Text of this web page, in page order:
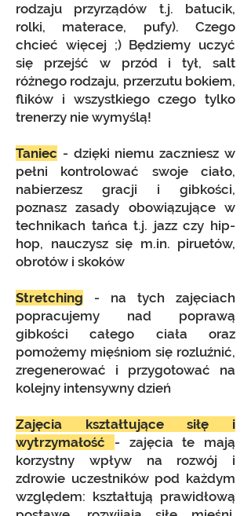
rodzaju przyrządów t.j. batucik,
rolki, materace, pufy). Czego
chcieć więcej ;) Będziemy uczyć
się przejść w przód i tył, salt
różnego rodzaju, przerzutu bokiem,
flików i wszystkiego czego tylko
trenerzy nie wymyślą!
Taniec - dzięki niemu zaczniesz w
pełni kontrolować swoje ciało,
nabierzesz gracji i gibkości,
poznasz zasady obowiązujące w
technikach tańca t.j. jazz czy hip-
hop, nauczysz się m.in. piruetów,
obrotów i skoków
Stretching - na tych zajęciach
popracujemy nad poprawą
gibkości całego ciała oraz
pomożemy mięśniom się rozluźnić,
zregenerować i przygotować na
kolejny intensywny dzień
Zajęcia kształtujące siłę i
wytrzymałość
- zajęcia te mają
korzystny wpływ na rozwój i
zdrowie uczestników pod każdym
względem: kształtują prawidłową